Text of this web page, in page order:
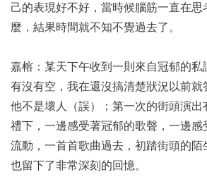
己的表現好不好，當時候腦筋一直在思
麼，結果時間就不知不覺過去了。
嘉榕：某天下午收到一則來自冠郁的私
有沒有空，我在還沒搞清楚狀況以前就
他不是壞人（誤）；第一次的街頭演出
禮下，一邊感受著冠郁的歌聲，一邊感
流動，一首首歌曲過去，初踏街頭的陌
也留下了非常深刻的回憶。